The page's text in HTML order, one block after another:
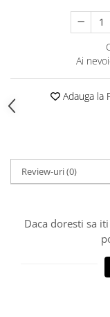
Materiale pentru
Colțare și plasă de
Plasă de armare
Polistiren expandat
Polistiren extrudat
Vată bazaltică
Oțel beton fasonat
Panouri
Panouri și plase de
Ai
Adauga la
Review-uri(0)
Daca doresti sa